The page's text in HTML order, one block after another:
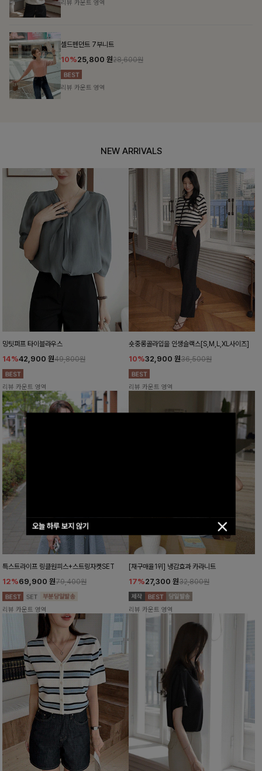
오늘 하루 보지 않기
리뷰 카운트 영역
셀드펜던트 7부니트
10%25,800 원28,600원
리뷰 카운트 영역
NEW ARRIVALS
밍팃퍼프 타이블라우스
14%42,900 원49,800원
리뷰 카운트 영역
숏중롱골라입을 인생슬랙스[S,M,L,XL사이즈]
10%32,900 원36,500원
리뷰 카운트 영역
특스트라이프 링클원피스+스트링자켓SET
12%69,900 원79,400원
리뷰 카운트 영역
[재구매율1위] 냉감효과 카라니트
17%27,300 원32,800원
리뷰 카운트 영역